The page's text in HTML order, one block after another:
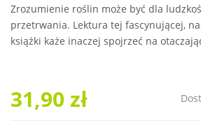
Zrozumienie roślin może być dla
przetrwania. Lektura tej fascynującej,
książki każe inaczej spojrzeć na
31,90 zł